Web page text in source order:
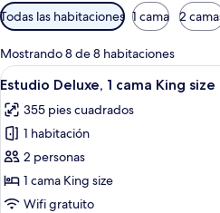
Filtros
disponibles
para
las
habitaciones
Todas las habitaciones 1 cama 2
Mostrando 8 de 8 habitaciones
Abrir
todas
las
fotos
de
Estudio
Deluxe,
5
Estudio Deluxe, 1 cama King size
355 pies cuadrados
1 habitación
2 personas
1 cama King size
Wifi gratuito